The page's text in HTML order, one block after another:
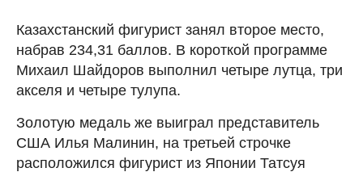
Казахстанский фигурист занял второе место,
набрав 234,31 баллов. В короткой программе
Михаил Шайдоров выполнил четыре лутца, три
акселя и четыре тулупа.
Золотую медаль же выиграл представитель
США Илья Малинин, на третьей строчке
расположился фигурист из Японии Татсуя